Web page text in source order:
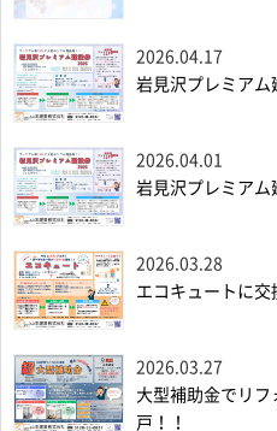
2026.04.17
岩見沢プレミアム
2026.04.01
岩見沢プレミアム
2026.03.28
エコキュートに
2026.03.27
大型補助金でリ
戸！！